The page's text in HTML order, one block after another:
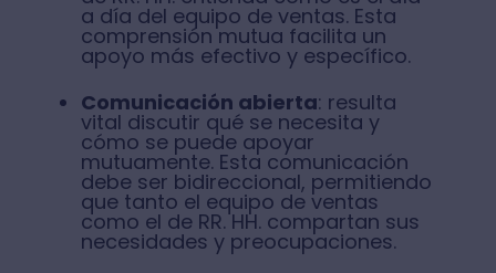
a día del equipo de ventas. Esta
comprensión mutua facilita un
apoyo más efectivo y específico.
Comunicación abierta: resulta
vital discutir qué se necesita y
cómo se puede apoyar
mutuamente. Esta comunicación
debe ser bidireccional, permitiendo
que tanto el equipo de ventas
como el de RR. HH. compartan sus
necesidades y preocupaciones.